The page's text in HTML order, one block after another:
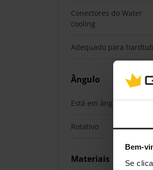
Bem-
Se
Conectores do Water
cooling
Adequado para
Ângulo
Está em ângulo
Rotativo
Materiais